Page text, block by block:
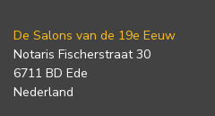
De Salons van de 19e Eeuw
Notaris Fischerstraat 30
6711 BD Ede
Nederland